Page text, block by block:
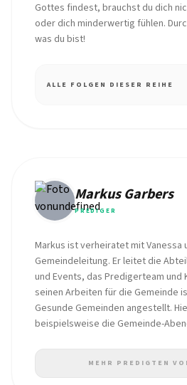
Gottes findest, brauchst du dich
oder dich minderwertig fühlen.
was du bist!
ALLE FOLGEN DIESER REIHE
Markus Garbers
PREDIGER
Markus ist verheiratet mit Vanessa
Gemeindeleitung. Er leitet die
und Events, das Predigerteam und
seinen Arbeiten für die Gemeinde
Gesunde Gemeinden angestellt.
beispielsweise die Gemeinde-
MEHR PREDIGTEN